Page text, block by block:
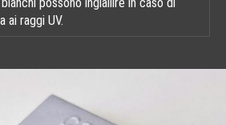
possono ingiallire in caso di
ai raggi UV.